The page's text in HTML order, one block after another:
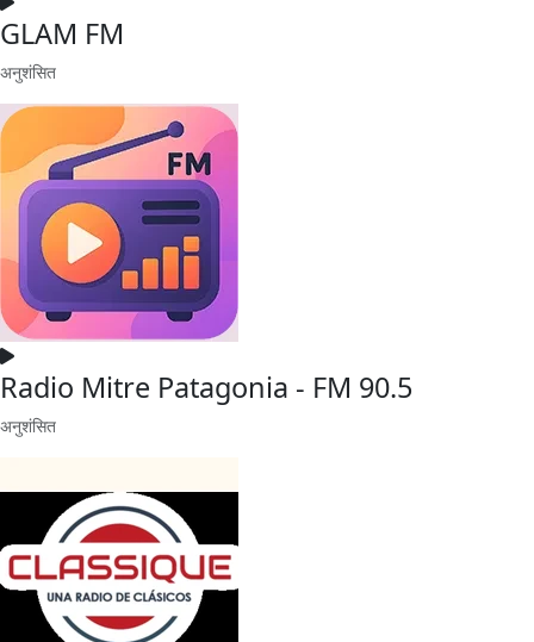
GLAM FM
अनुशंसित
Radio Mitre Patagonia - FM 90.5
अनुशंसित